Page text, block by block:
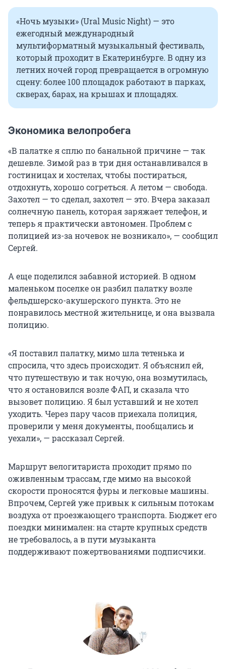
«Ночь музыки» (Ural Music Night) — это
ежегодный международный
мультиформатный музыкальный фестиваль,
который проходит в Екатеринбурге. В одну из
летних ночей город превращается в огромную
сцену: более 100 площадок работают в парках,
скверах, барах, на крышах и площадях.
Экономика велопробега
«В палатке я сплю по банальной причине — так
дешевле. Зимой раз в три дня останавливался в
гостиницах и хостелах, чтобы постираться,
отдохнуть, хорошо согреться. А летом — свобода.
Захотел — то сделал, захотел — это. Вчера заказал
солнечную панель, которая заряжает телефон, и
теперь я практически автономен. Проблем с
полицией из-за ночевок не возникало», — сообщил
Сергей.
А еще поделился забавной историей. В одном
маленьком поселке он разбил палатку возле
фельдшерско-акушерского пункта. Это не
понравилось местной жительнице, и она вызвала
полицию.
«Я поставил палатку, мимо шла тетенька и
спросила, что здесь происходит. Я объяснил ей,
что путешествую и так ночую, она возмутилась,
что я остановился возле ФАП, и сказала что
вызовет полицию. Я был уставший и не хотел
уходить. Через пару часов приехала полиция,
проверили у меня документы, пообщались и
уехали», — рассказал Сергей.
Маршрут велогитариста проходит прямо по
оживленным трассам, где мимо на высокой
скорости проносятся фуры и легковые машины.
Впрочем, Сергей уже привык к сильным потокам
воздуха от проезжающего транспорта. Бюджет его
поездки минимален: на старте крупных средств
не требовалось, а в пути музыканта
поддерживают пожертвованиями подписчики.